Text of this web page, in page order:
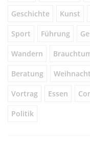
Geschichte Kunst
Sport Führung
Wandern
Beratung
Vortrag Essen
Politik